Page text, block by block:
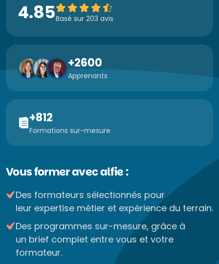
4.85Basé sur 203 avis
+2600
Apprenants
+812
Formations sur-mesure
Vous former avec alfie :
Des formateurs sélectionnés pour
leur expertise métier et expérience du terrain.
Des programmes sur-mesure, grâce à
un brief complet entre vous et votre
formateur.